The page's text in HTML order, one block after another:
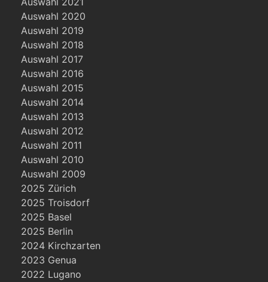
Auswahl 2020
Auswahl 2019
Auswahl 2018
Auswahl 2017
Auswahl 2016
Auswahl 2015
Auswahl 2014
Auswahl 2013
Auswahl 2012
Auswahl 2011
Auswahl 2010
Auswahl 2009
2025 Zürich
2025 Troisdorf
2025 Basel
2025 Berlin
2024 Kirchzarten
2023 Genua
2022 Lugano